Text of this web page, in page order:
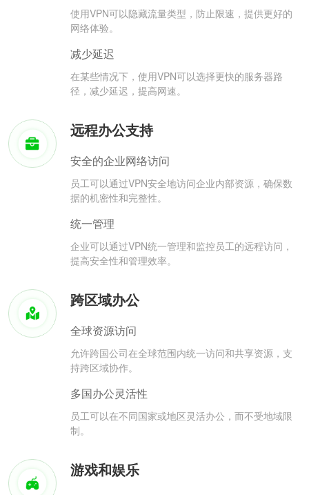
使用VPN可以隐藏流量类型，防止限速，提供更好的
网络体验。
减少延迟
在某些情况下，使用VPN可以选择更快的服务器路
径，减少延迟，提高网速。
远程办公支持
安全的企业网络访问
员工可以通过VPN安全地访问企业内部资源，确保数
据的机密性和完整性。
统一管理
企业可以通过VPN统一管理和监控员工的远程访问，
提高安全性和管理效率。
跨区域办公
全球资源访问
允许跨国公司在全球范围内统一访问和共享资源，支
持跨区域协作。
多国办公灵活性
员工可以在不同国家或地区灵活办公，而不受地域限
制。
游戏和娱乐